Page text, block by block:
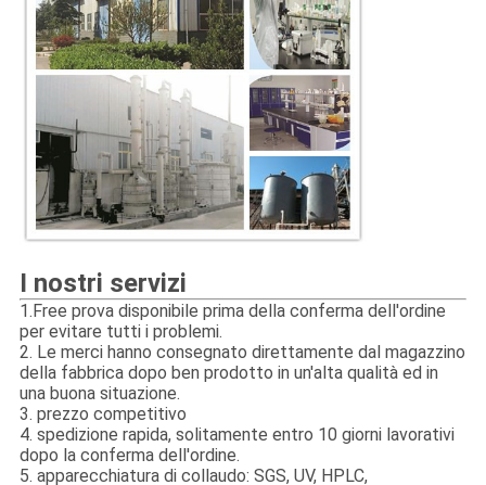
I nostri servizi
1.Free prova disponibile prima della conferma dell'ordine
per evitare tutti i problemi.
2. Le merci hanno consegnato direttamente dal magazzino
della fabbrica dopo ben prodotto in un'alta qualità ed in
una buona situazione.
3. prezzo competitivo
4. spedizione rapida, solitamente entro 10 giorni lavorativi
dopo la conferma dell'ordine.
5. apparecchiatura di collaudo: SGS, UV, HPLC,